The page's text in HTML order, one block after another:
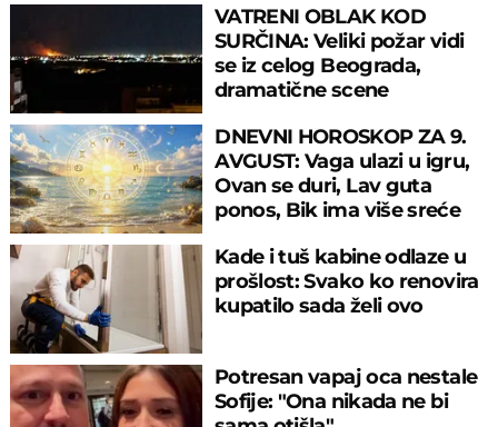
VATRENI OBLAK KOD
SURČINA: Veliki požar vidi
se iz celog Beograda,
dramatične scene
DNEVNI HOROSKOP ZA 9.
AVGUST: Vaga ulazi u igru,
Ovan se duri, Lav guta
ponos, Bik ima više sreće
Kade i tuš kabine odlaze u
prošlost: Svako ko renovira
kupatilo sada želi ovo
Potresan vapaj oca nestale
Sofije: "Ona nikada ne bi